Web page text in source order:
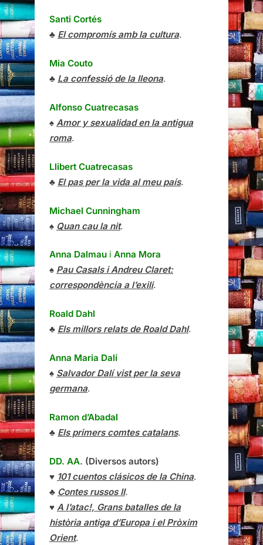
Santi Cortés
♣ El compromís amb la cultura.
Mia Couto
♣ La confessió de la lleona.
Alfonso Cuatrecasas
♠ Amor y sexualidad en la antigua
roma.
Llibert Cuatrecasas
♣ El pas per la vida al meu país.
Michael Cunningham
♠ Quan cau la nit.
Anna Dalmau i Anna Mora
♠ Pau Casals i Andreu Claret:
correspondència a l’exili.
Roald Dahl
♣ Els millors relats de Roald Dahl.
Anna Maria Dalí
♠ Salvador Dalí vist per la seva
germana.
Ramon d’Abadal
♣ Els primers comtes catalans.
DD. AA. (Diversos autors)
♥ 101 cuentos clásicos de la China.
♣ Contes russos II.
♥ A l’atac!, Grans batalles de la
història antiga d’Europa i el Pròxim
Orient.